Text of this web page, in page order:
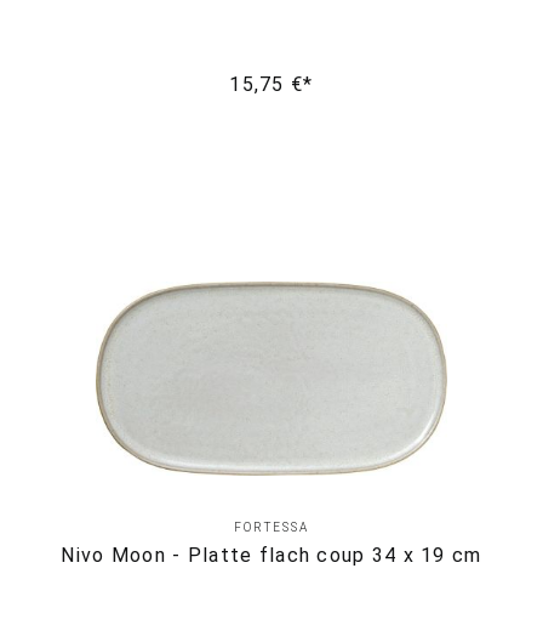
15,75 €*
FORTESSA
Nivo Moon - Platte flach coup 34 x 19 cm